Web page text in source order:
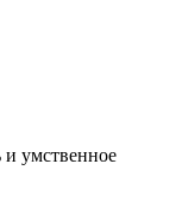
и умственное